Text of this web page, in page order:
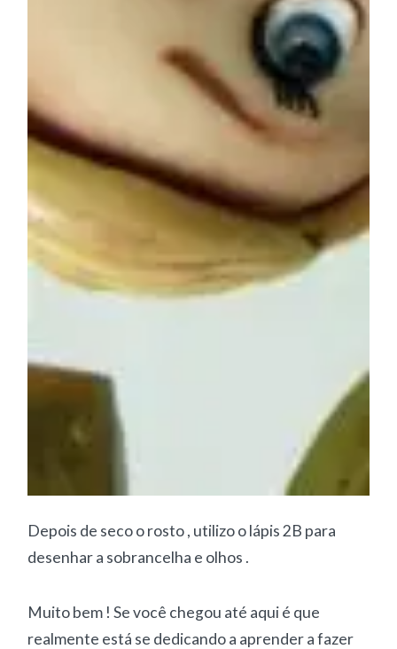
Depois de seco o rosto , utilizo o lápis 2B para
desenhar a sobrancelha e olhos .
Muito bem ! Se você chegou até aqui é que
realmente está se dedicando a aprender a fazer